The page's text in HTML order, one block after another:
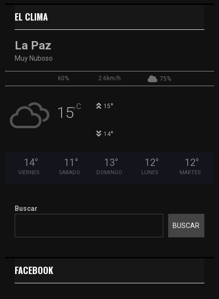
EL CLIMA
La Paz
Muy Nuboso
60% 2.6km/h 75%
15°C 15°
14°
14°
VIERNES
11 °
SABADO
13°
DOMINGO
12°
LUNES
12°
MARTES
Buscar
BUSCAR
FACEBOOK